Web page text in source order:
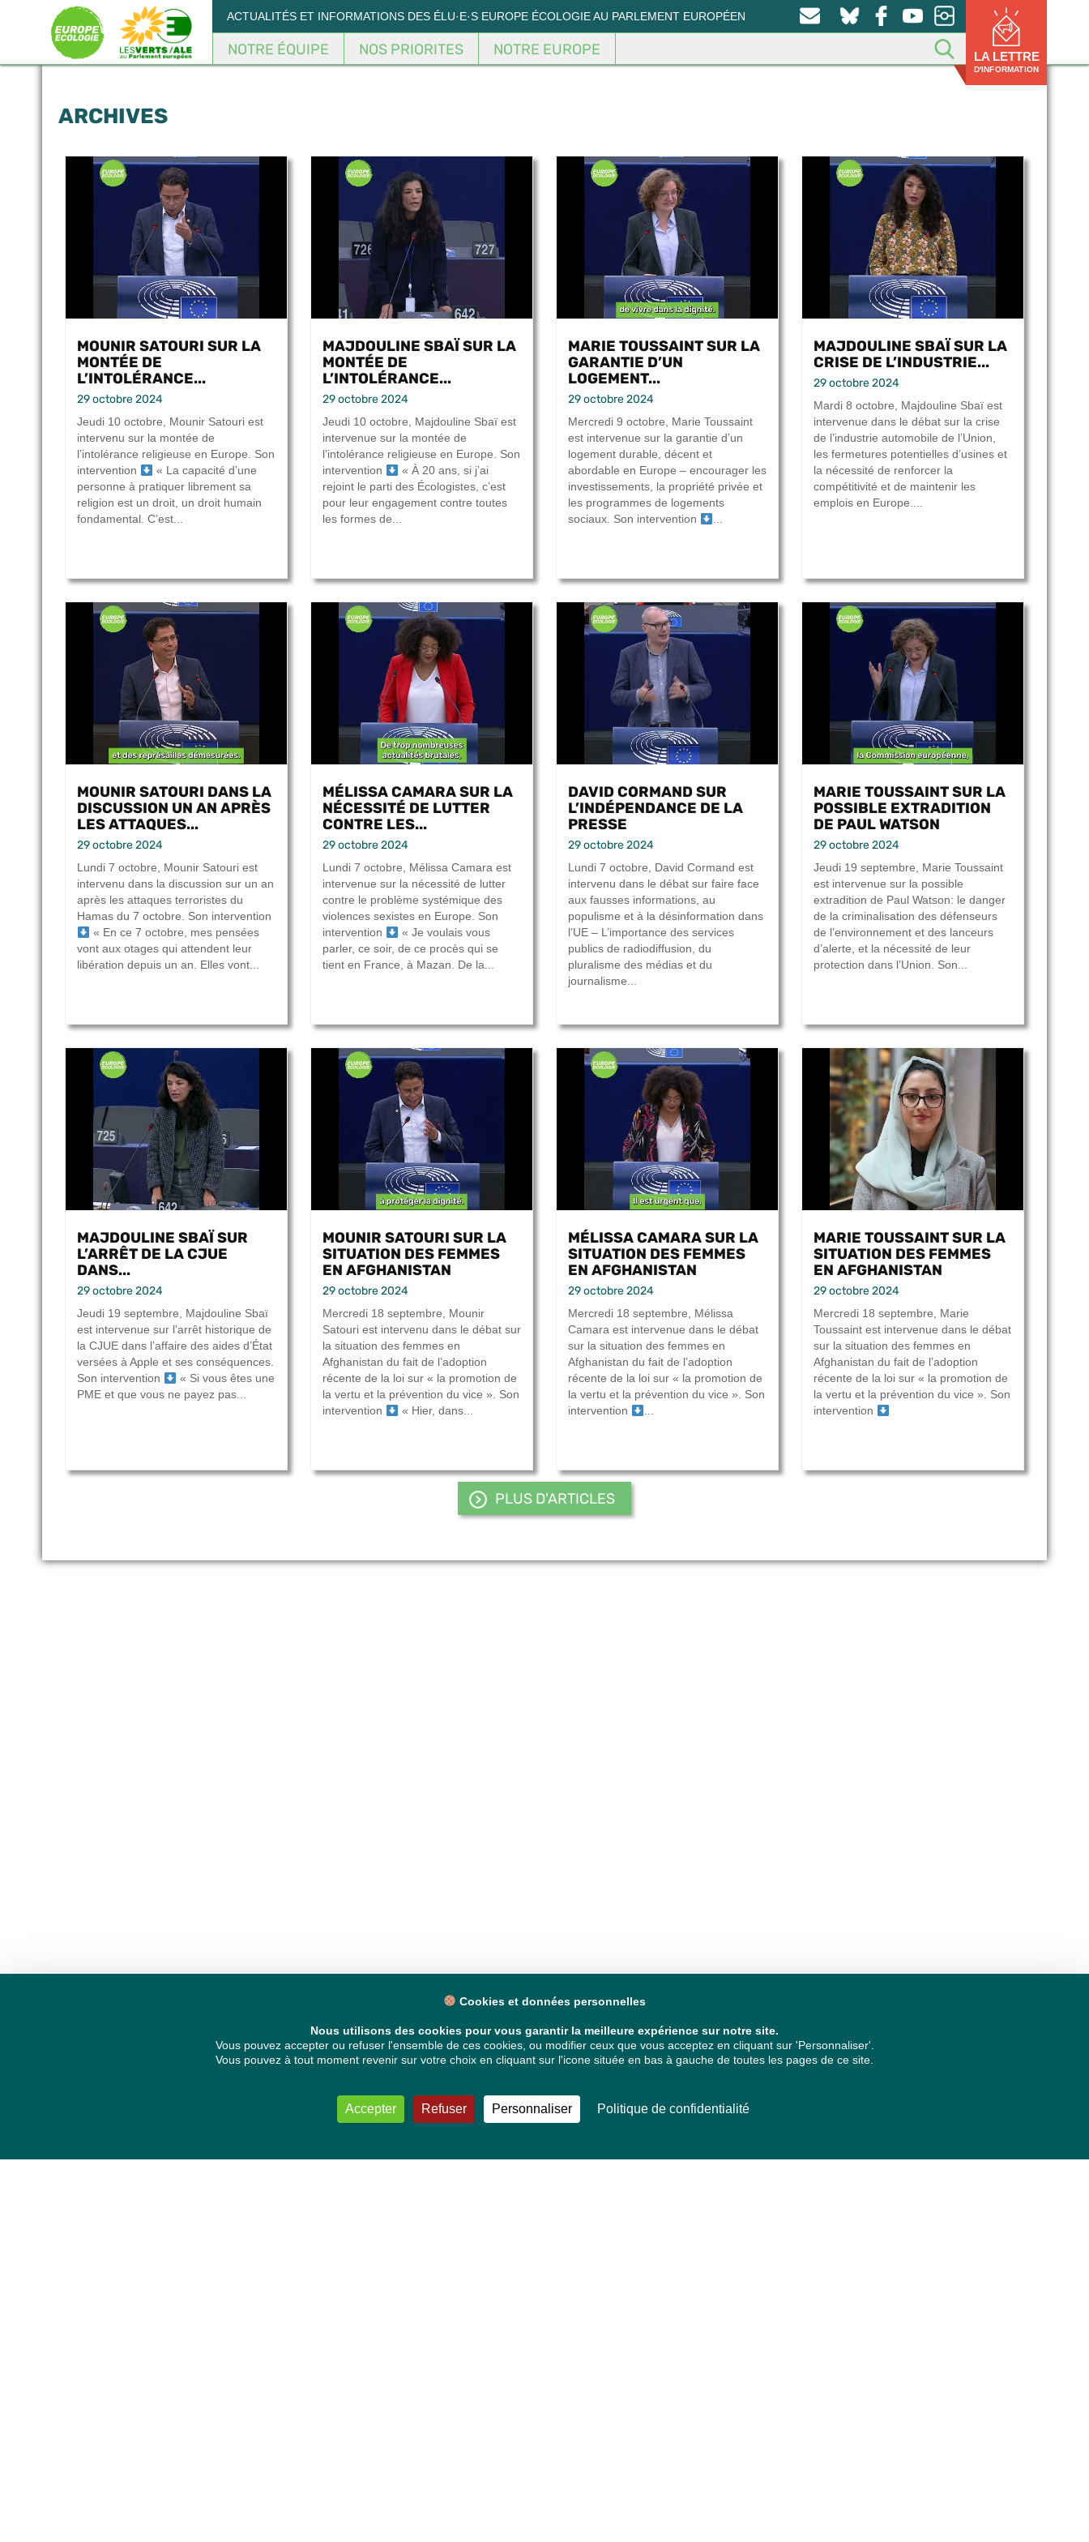
ACTUALITÉS ET INFORMATIONS DES ÉLU·E·S EUROPE ÉCOLOGIE AU PARLEMENT EUROPÉEN
NOTRE ÉQUIPE NOS PRIORITES NOTRE EUROPE LA LETTRE
D'INFORMATION
ARCHIVES
MOUNIR SATOURI SUR LA
MONTÉE DE
L’INTOLÉRANCE...
29 octobre 2024
Jeudi 10 octobre, Mounir Satouri est
intervenu sur la montée de
l’intolérance religieuse en Europe. Son
intervention
« La capacité d’une
personne à pratiquer librement sa
religion est un droit, un droit humain
fondamental. C’est...
MAJDOULINE SBAÏ SUR LA
MONTÉE DE
L’INTOLÉRANCE...
29 octobre 2024
Jeudi 10 octobre, Majdouline Sbaï est
intervenue sur la montée de
l’intolérance religieuse en Europe. Son
intervention
« À 20 ans, si j’ai
rejoint le parti des Écologistes, c’est
pour leur engagement contre toutes
les formes de...
MARIE TOUSSAINT SUR LA
GARANTIE D’UN
LOGEMENT...
29 octobre 2024
Mercredi 9 octobre, Marie Toussaint
est intervenue sur la garantie d’un
logement durable, décent et
abordable en Europe – encourager les
investissements, la propriété privée et
les programmes de logements
sociaux. Son intervention
...
MAJDOULINE SBAÏ SUR LA
CRISE DE L’INDUSTRIE...
29 octobre 2024
Mardi 8 octobre, Majdouline Sbaï est
intervenue dans le débat sur la crise
de l’industrie automobile de l’Union,
les fermetures potentielles d’usines et
la nécessité de renforcer la
compétitivité et de maintenir les
emplois en Europe....
MOUNIR SATOURI DANS LA
DISCUSSION UN AN APRÈS
LES ATTAQUES...
29 octobre 2024
Lundi 7 octobre, Mounir Satouri est
intervenu dans la discussion sur un an
après les attaques terroristes du
Hamas du 7 octobre. Son intervention
« En ce 7 octobre, mes pensées
vont aux otages qui attendent leur
libération depuis un an. Elles vont...
MÉLISSA CAMARA SUR LA
NÉCESSITÉ DE LUTTER
CONTRE LES...
29 octobre 2024
Lundi 7 octobre, Mélissa Camara est
intervenue sur la nécessité de lutter
contre le problème systémique des
violences sexistes en Europe. Son
intervention
« Je voulais vous
parler, ce soir, de ce procès qui se
tient en France, à Mazan. De la...
DAVID CORMAND SUR
L’INDÉPENDANCE DE LA
PRESSE
29 octobre 2024
Lundi 7 octobre, David Cormand est
intervenu dans le débat sur faire face
aux fausses informations, au
populisme et à la désinformation dans
l’UE – L’importance des services
publics de radiodiffusion, du
pluralisme des médias et du
journalisme...
MARIE TOUSSAINT SUR LA
POSSIBLE EXTRADITION
DE PAUL WATSON
29 octobre 2024
Jeudi 19 septembre, Marie Toussaint
est intervenue sur la possible
extradition de Paul Watson: le danger
de la criminalisation des défenseurs
de l’environnement et des lanceurs
d’alerte, et la nécessité de leur
protection dans l’Union. Son...
MAJDOULINE SBAÏ SUR
L’ARRÊT DE LA CJUE
DANS...
29 octobre 2024
Jeudi 19 septembre, Majdouline Sbaï
est intervenue sur l’arrêt historique de
la CJUE dans l’affaire des aides d’État
versées à Apple et ses conséquences.
Son intervention
« Si vous êtes une
PME et que vous ne payez pas...
MOUNIR SATOURI SUR LA
SITUATION DES FEMMES
EN AFGHANISTAN
29 octobre 2024
Mercredi 18 septembre, Mounir
Satouri est intervenu dans le débat sur
la situation des femmes en
Afghanistan du fait de l’adoption
récente de la loi sur « la promotion de
la vertu et la prévention du vice ». Son
intervention
« Hier, dans...
MÉLISSA CAMARA SUR LA
SITUATION DES FEMMES
EN AFGHANISTAN
29 octobre 2024
Mercredi 18 septembre, Mélissa
Camara est intervenue dans le débat
sur la situation des femmes en
Afghanistan du fait de l’adoption
récente de la loi sur « la promotion de
la vertu et la prévention du vice ». Son
intervention
...
MARIE TOUSSAINT SUR LA
SITUATION DES FEMMES
EN AFGHANISTAN
29 octobre 2024
Mercredi 18 septembre, Marie
Toussaint est intervenue dans le débat
sur la situation des femmes en
Afghanistan du fait de l’adoption
récente de la loi sur « la promotion de
la vertu et la prévention du vice ». Son
intervention
PLUS D'ARTICLES
Panneau de gestion des cookies
Cookies et données personnelles
Nous utilisons des cookies pour vous garantir la meilleure expérience sur notre site.
Vous pouvez accepter ou refuser l'ensemble de ces cookies, ou modifier ceux que vous acceptez en cliquant sur 'Personnaliser'.
Vous pouvez à tout moment revenir sur votre choix en cliquant sur l'icone située en bas à gauche de toutes les pages de ce site.
Accepter Refuser Personnaliser Politique de confidentialité